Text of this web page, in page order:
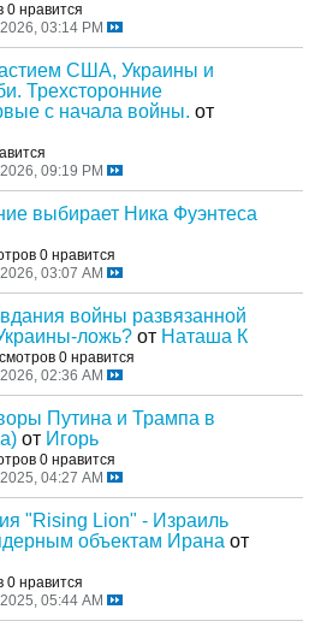
0 нравится
03:14 PM
США, Украины и
Трехсторонние
с начала войны. от
09:19 PM
выбирает Ника Фуэнтеса
0 нравится
03:07 AM
войны развязанной
ложь? от Наташа К
0 нравится
02:36 AM
Путина и Трампа в
от Игорь
0 нравится
04:27 AM
"Rising Lion" - Израиль
объектам Ирана от
0 нравится
05:44 AM